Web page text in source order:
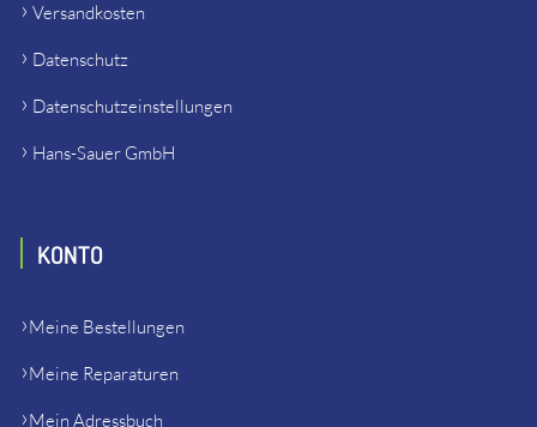
Versandkosten
Datenschutz
Datenschutzeinstellungen
Hans-Sauer GmbH
KONTO
Meine Bestellungen
Meine Reparaturen
Mein Adressbuch